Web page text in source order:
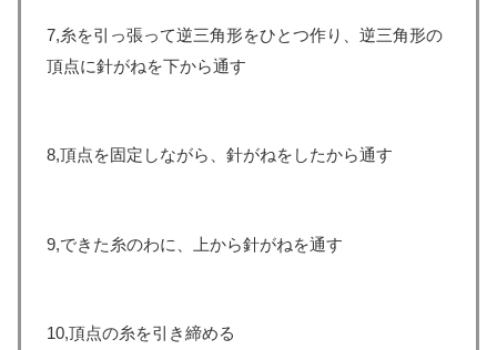
7,糸を引っ張って逆三角形をひとつ作り、逆三角形の
頂点に針がねを下から通す
8,頂点を固定しながら、針がねをしたから通す
9,できた糸のわに、上から針がねを通す
10,頂点の糸を引き締める